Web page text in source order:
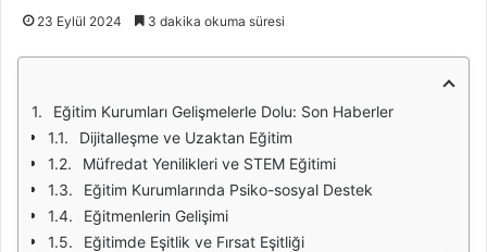
23 Eylül 2024 3 dakika okuma süresi
Eğitim Kurumları Gelişmelerle Dolu: Son Haberler
Dijitalleşme ve Uzaktan Eğitim
Müfredat Yenilikleri ve STEM Eğitimi
Eğitim Kurumlarında Psiko-sosyal Destek
Eğitmenlerin Gelişimi
Eğitimde Eşitlik ve Fırsat Eşitliği